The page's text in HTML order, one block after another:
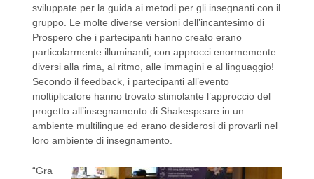
sviluppate per la guida ai metodi per gli insegnanti con il
gruppo. Le molte diverse versioni dell’incantesimo di
Prospero che i partecipanti hanno creato erano
particolarmente illuminanti, con approcci enormemente
diversi alla rima, al ritmo, alle immagini e al linguaggio!
Secondo il feedback, i partecipanti all’evento
moltiplicatore hanno trovato stimolante l’approccio del
progetto all’insegnamento di Shakespeare in un
ambiente multilingue ed erano desiderosi di provarli nel
loro ambiente di insegnamento.
“Gra